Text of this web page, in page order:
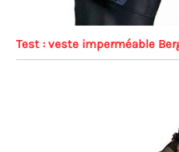
Test : veste imperméable